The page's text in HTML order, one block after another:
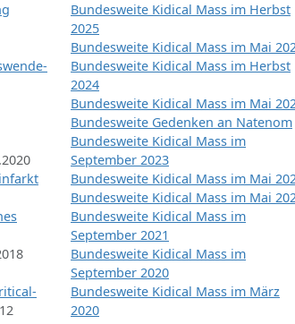
Bundesweite Kidical Mass im Herbst
2025
Bundesweite Kidical Mass im Mai
Bundesweite Kidical Mass im Herbst
2024
Bundesweite Kidical Mass im Mai
Bundesweite Gedenken an Natenom
Bundesweite Kidical Mass im
September 2023
Bundesweite Kidical Mass im Mai
Bundesweite Kidical Mass im Mai
Bundesweite Kidical Mass im
September 2021
Bundesweite Kidical Mass im
September 2020
Bundesweite Kidical Mass im März
2020